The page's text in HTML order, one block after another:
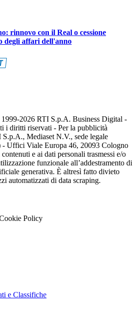
rinnovo con il Real o cessione
degli affari dell'anno
2026 RTI S.p.A. Business Digital -
i diritti riservati - Per la pubblicità
Mediaset N.V., sede legale
- Uffici Viale Europa 46, 20093 Cologno
e ai dati personali trasmessi e/o
funzionale all’addestramento di
generativa. È altresì fatto divieto
automatizzati di data scraping.
Policy
e Classifiche